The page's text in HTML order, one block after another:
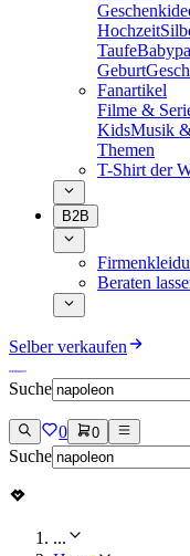
Hochzeit
Taufe
Geburt
Fanartikel
Filme &
KidsMusik
Themen
T-Shirt der
B2B
Beraten
Selber verkaufen
Suche
0 0
Suche
...